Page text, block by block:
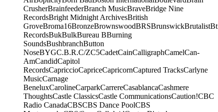
CrusherBrainfeederBranch MusicBraveBridge Nine
RecordsBright Midnight ArchivesBritish
GroveBroma16BronzeBrownswoodBRSBrunswickBrutalist
RecordsBukBulkBureau BBurning
SoundsBushbranchButton
NoseBYGC.B.R.C/ZC5CadetCainCalligraphCamelCan-
AmCandidCapitol
RecordsCapriccioCapriceCapricornCaptured TracksCarlyne
MusicCarnage
BeneluxCarolineCarparkCarrereCasablancaCashmere
ThoughtsCastle ClassicsCastle CommunicationsCaution!CBC
Radio CanadaCBSCBS Dance PoolCBS